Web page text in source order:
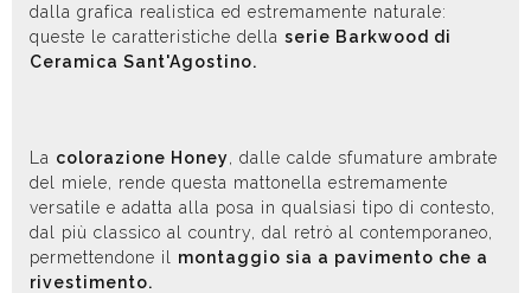
dalla grafica realistica ed estremamente naturale:
queste le caratteristiche della serie Barkwood di
Ceramica Sant'Agostino.
La colorazione Honey, dalle calde sfumature ambrate
del miele, rende questa mattonella estremamente
versatile e adatta alla posa in qualsiasi tipo di contesto,
dal più classico al country, dal retrò al contemporaneo,
permettendone il montaggio sia a pavimento che a
rivestimento.